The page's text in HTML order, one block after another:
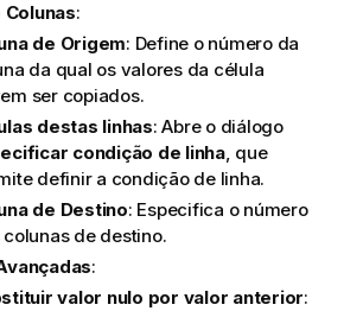
Colunas:
de Origem: Define o número da
da qual os valores da célula
ser copiados.
destas linhas: Abre o diálogo
condição de linha, que
definir a condição de linha.
de Destino: Especifica o número
colunas de destino.
:
valor nulo por valor anterior: